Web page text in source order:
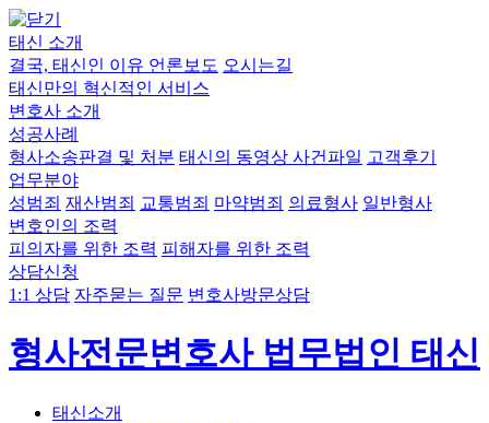
태신 소개
결국, 태신인 이유 언론보도 오시는길
태신만의 혁신적인 서비스
변호사 소개
성공사례
형사소송판결 및 처분 태신의 동영상 사건파일 고객후기
업무분야
성범죄 재산범죄 교통범죄 마약범죄 의료형사 일반형사
변호인의 조력
피의자를 위한 조력 피해자를 위한 조력
상담신청
1:1 상담 자주묻는 질문 변호사방문상담
형사전문변호사 법무법인 태신
태신소개